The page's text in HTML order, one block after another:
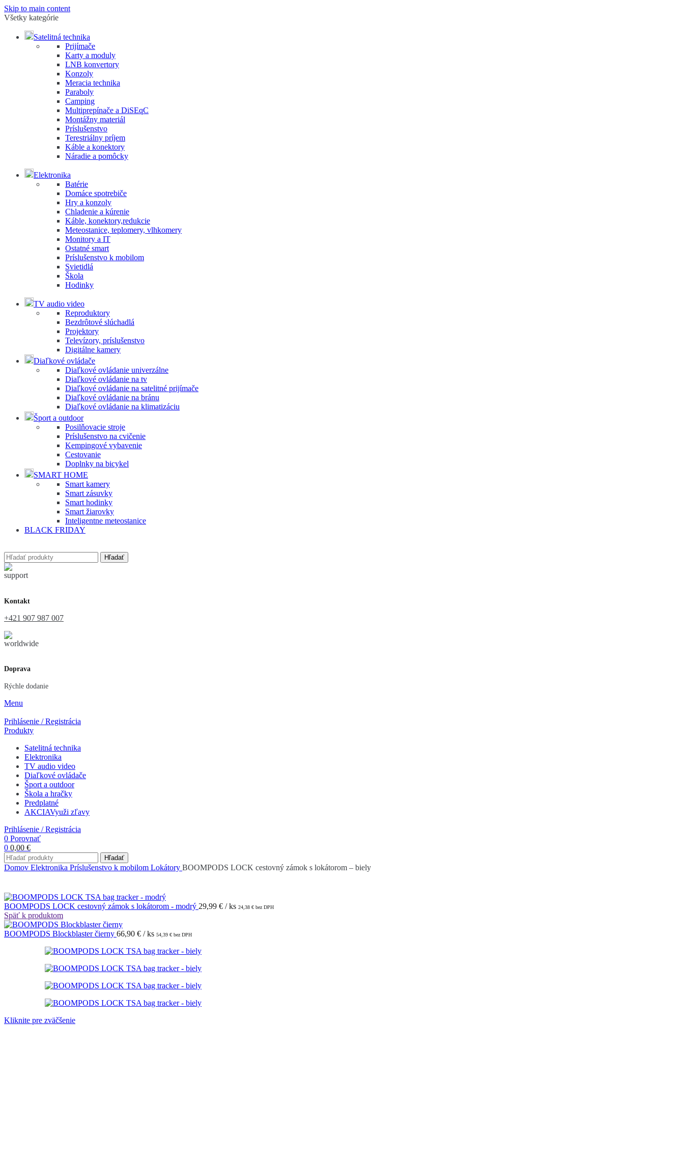
Skip to main content
Všetky kategórie
Satelitná technika
Prijímače
Karty a moduly
LNB konvertory
Konzoly
Meracia technika
Paraboly
Camping
Multiprepínače a DiSEqC
Montážny materiál
Príslušenstvo
Terestriálny príjem
Káble a konektory
Náradie a pomôcky
Elektronika
Batérie
Domáce spotrebiče
Hry a konzoly
Chladenie a kúrenie
Káble, konektory,redukcie
Meteostanice, teplomery, vlhkomery
Monitory a IT
Ostatné smart
Príslušenstvo k mobilom
Svietidlá
Škola
Hodinky
TV audio video
Reproduktory
Bezdrôtové slúchadlá
Projektory
Televízory, príslušenstvo
Digitálne kamery
Diaľkové ovládače
Diaľkové ovládanie univerzálne
Diaľkové ovládanie na tv
Diaľkové ovládanie na satelitné prijímače
Diaľkové ovládanie na bránu
Diaľkové ovládanie na klimatizáciu
Šport a outdoor
Posilňovacie stroje
Príslušenstvo na cvičenie
Kempingové vybavenie
Cestovanie
Doplnky na bicykel
SMART HOME
Smart kamery
Smart zásuvky
Smart hodinky
Smart žiarovky
Inteligentne meteostanice
BLACK FRIDAY
Hľadať
Kontakt
+421 907 987 007
Doprava
Rýchle dodanie
Menu
Prihlásenie / Registrácia
Produkty
Satelitná technika
Elektronika
TV audio video
Diaľkové ovládače
Šport a outdoor
Škola a hračky
Predplatné
AKCIAVyuži zľavy
Prihlásenie / Registrácia
0 Porovnať
0 0,00 €
Hľadať
Domov Elektronika Príslušenstvo k mobilom Lokátory BOOMPODS LOCK cestovný zámok s lokátorom – biely
BOOMPODS LOCK cestovný zámok s lokátorom - modrý 29,99 € / ks 24,38 € bez DPH
Späť k produktom
BOOMPODS Blockblaster čierny 66,90 € / ks 54,39 € bez DPH
Kliknite pre zväčšenie